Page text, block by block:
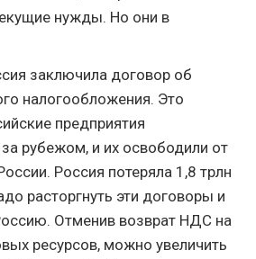
нужды. Но они в
заключила договор об
налогообложения. Это
предприятия
за рубежом, и их освободили от
Россия потеряла 1,8 трлн
расторгнуть эти договоры и
Отменив возврат НДС на
ресурсов, можно увеличить